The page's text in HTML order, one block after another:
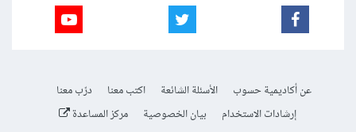
عن أكاديمية حسوب الأسئلة الشائعة اكتب معنا
درّب معنا
إرشادات الاستخدام
بيان الخصوصية مركز المساعدة